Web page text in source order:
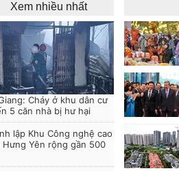
Xem nhiều nhất
Cháy ở khu dân cư
5 căn nhà bị hư hại
lập Khu Công nghệ cao
Hưng Yên rộng gần 500